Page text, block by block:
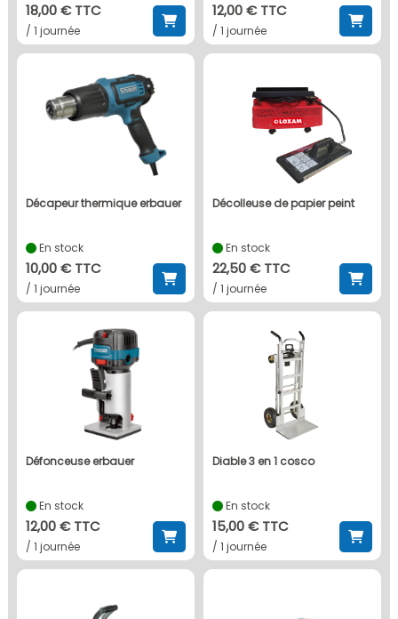
18,00 € TTC
/ 1 journée
12,00 € TTC
/ 1 journée
décapeur thermique erbauer
En stock
10,00 € TTC
/ 1 journée
décolleuse de papier peint
En stock
22,50 € TTC
/ 1 journée
défonceuse erbauer
En stock
12,00 € TTC
/ 1 journée
diable 3 en 1 cosco
En stock
15,00 € TTC
/ 1 journée